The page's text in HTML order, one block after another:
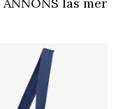
ANNONS läs mer